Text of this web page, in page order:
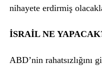
nihayete erdirmiş
İSRAİL NE
ABD’nin rahatsızlığını